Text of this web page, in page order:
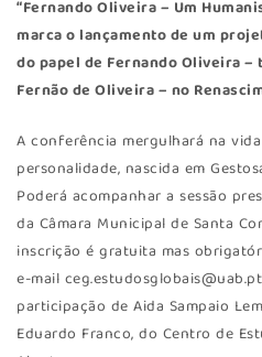
“Fernando Oliveira – Um
marca o lançamento de um
do papel de Fernando Oliveira
Fernão de Oliveira – no
A conferência mergulhará na
personalidade, nascida em
Poderá acompanhar a sessão
da Câmara Municipal de Santa
inscrição é gratuita mas
e-mail
participação de Aida Sampaio
Eduardo Franco, do Centro de